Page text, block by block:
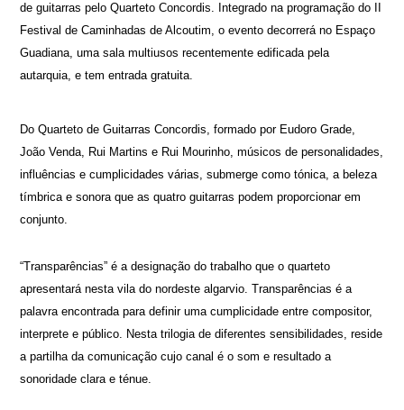
de guitarras pelo Quarteto Concordis. Integrado na programação do II
Festival de Caminhadas de Alcoutim, o evento decorrerá no Espaço
Guadiana, uma sala multiusos recentemente edificada pela
autarquia, e tem entrada gratuita.
Do Quarteto de Guitarras Concordis, formado por Eudoro Grade,
João Venda, Rui Martins e Rui Mourinho, músicos de personalidades,
influências e cumplicidades várias, submerge como tónica, a beleza
tímbrica e sonora que as quatro guitarras podem proporcionar em
conjunto.
“Transparências” é a designação do trabalho que o quarteto
apresentará nesta vila do nordeste algarvio. Transparências é a
palavra encontrada para definir uma cumplicidade entre compositor,
interprete e público. Nesta trilogia de diferentes sensibilidades, reside
a partilha da comunicação cujo canal é o som e resultado a
sonoridade clara e ténue.